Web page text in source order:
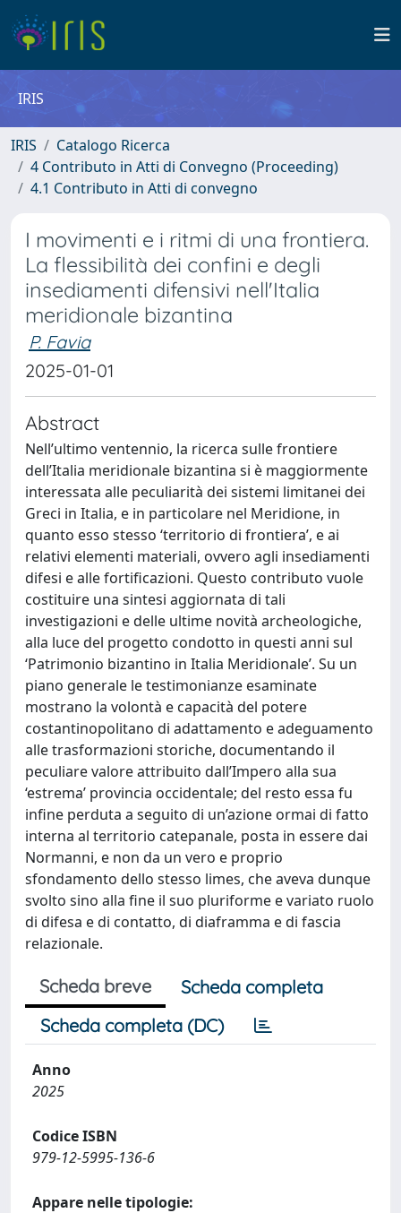
IRIS
IRIS
Catalogo Ricerca
4 Contributo in Atti di Convegno (Proceeding)
4.1 Contributo in Atti di convegno
I movimenti e i ritmi di una frontiera.
La flessibilità dei confini e degli
insediamenti difensivi nell'Italia
meridionale bizantina
P. Favia
2025-01-01
Abstract
Nell’ultimo ventennio, la ricerca sulle frontiere
dell’Italia meridionale bizantina si è maggiormente
interessata alle peculiarità dei sistemi limitanei dei
Greci in Italia, e in particolare nel Meridione, in
quanto esso stesso ‘territorio di frontiera’, e ai
relativi elementi materiali, ovvero agli insediamenti
difesi e alle fortificazioni. Questo contributo vuole
costituire una sintesi aggiornata di tali
investigazioni e delle ultime novità archeologiche,
alla luce del progetto condotto in questi anni sul
‘Patrimonio bizantino in Italia Meridionale’. Su un
piano generale le testimonianze esaminate
mostrano la volontà e capacità del potere
costantinopolitano di adattamento e adeguamento
alle trasformazioni storiche, documentando il
peculiare valore attribuito dall’Impero alla sua
‘estrema’ provincia occidentale; del resto essa fu
infine perduta a seguito di un’azione ormai di fatto
interna al territorio catepanale, posta in essere dai
Normanni, e non da un vero e proprio
sfondamento dello stesso limes, che aveva dunque
svolto sino alla fine il suo pluriforme e variato ruolo
di difesa e di contatto, di diaframma e di fascia
relazionale.
Scheda breve
Scheda completa
Scheda completa (DC)
Anno
2025
Codice ISBN
979-12-5995-136-6
Appare nelle tipologie: